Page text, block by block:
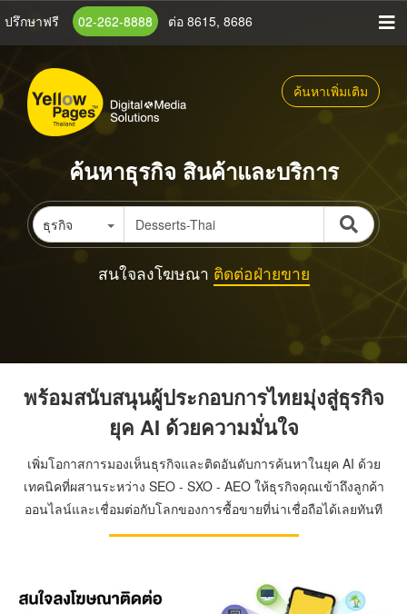
ข้าม
เนื้อหา
หลัก
ปรึกษาฟรี 02-262-8888 ต่อ 8615, 8686
ค้นหาเพิ่มเติม
ค้นหาธุรกิจ สินค้าและบริการ
ธุรกิจ
สนใจลงโฆษณา ติดต่อฝ่ายขาย
พร้อมสนับสนุนผู้ประกอบการไทยมุ่งสู่ธุรกิจ
ยุค AI ด้วยความมั่นใจ
เพิ่มโอกาสการมองเห็นธุรกิจและติดอันดับการค้นหาในยุค AI ด้วย
เทคนิคที่ผสานระหว่าง SEO - SXO - AEO ให้ธุรกิจคุณเข้าถึงลูกค้า
ออนไลน์และเชื่อมต่อกับโลกของการซื้อขายที่น่าเชื่อถือได้เลยทันที